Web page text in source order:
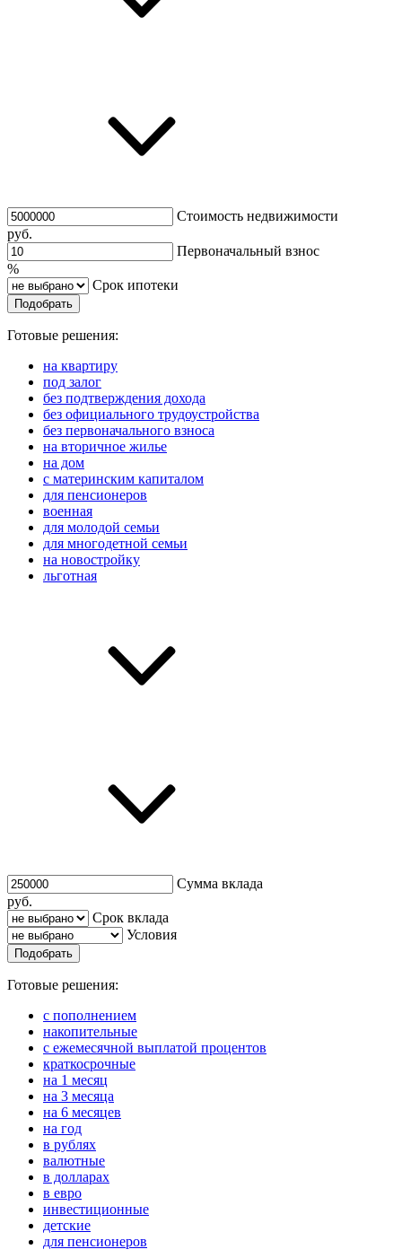
Стоимость недвижимости
руб.
Первоначальный взнос
%
Срок ипотеки
Подобрать
Готовые решения:
на квартиру
под залог
без подтверждения дохода
без официального трудоустройства
без первоначального взноса
на вторичное жилье
на дом
с материнским капиталом
для пенсионеров
военная
для молодой семьи
для многодетной семьи
на новостройку
льготная
Сумма вклада
руб.
Срок вклада
Условия
Подобрать
Готовые решения:
с пополнением
накопительные
с ежемесячной выплатой процентов
краткосрочные
на 1 месяц
на 3 месяца
на 6 месяцев
на год
в рублях
валютные
в долларах
в евро
инвестиционные
детские
для пенсионеров